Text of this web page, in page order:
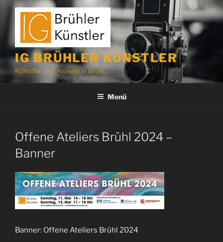
Zum
springen
IG BRÜHLER KÜNSTLER
Künstler und Ateliers in Brühl
Menü
Offene Ateliers Brühl 2024 –
Banner
Banner: Offene Ateliers Brühl 2024